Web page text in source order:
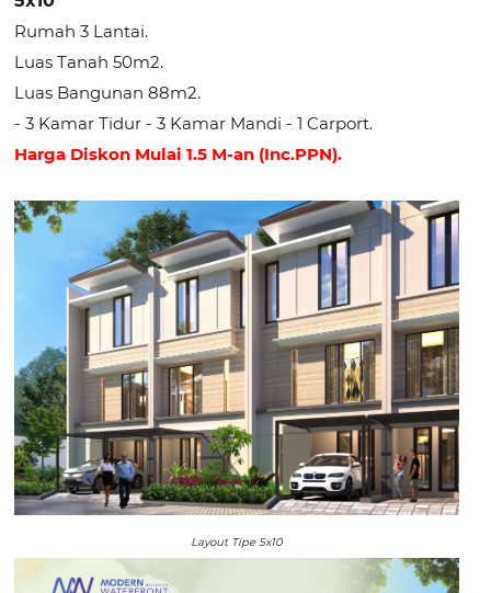
Rumah 3 Lantai.
Luas Tanah 50m2.
Luas Bangunan 88m2.
- 3 Kamar Tidur - 3 Kamar Mandi - 1 Carport.
Harga Diskon Mulai 1.5 M-an (Inc.PPN).
Layout Tipe 5x10